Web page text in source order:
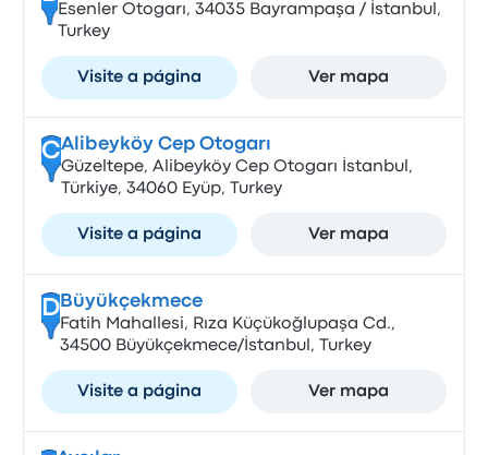
Esenler Otogarı, 34035 Bayrampaşa / İstanbul,
Turkey
Visite a página Ver mapa
CAlibeyköy Cep Otogarı
Güzeltepe, Alibeyköy Cep Otogarı İstanbul,
Türkiye, 34060 Eyüp, Turkey
Visite a página Ver mapa
DBüyükçekmece
Fatih Mahallesi, Rıza Küçükoğlupaşa Cd.,
34500 Büyükçekmece/İstanbul, Turkey
Visite a página Ver mapa